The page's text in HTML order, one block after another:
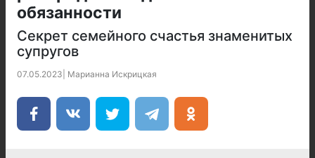
обязанности
Секрет семейного счастья знаменитых
супругов
07.05.2023 Марианна Искрицкая